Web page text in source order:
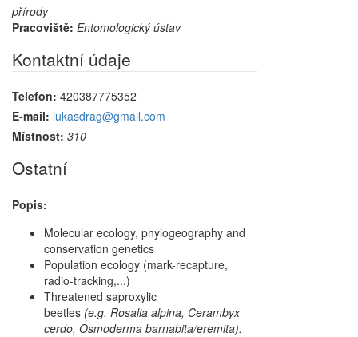
přírody
Pracoviště: Entomologický ústav
Kontaktní údaje
Telefon: 420387775352
E-mail: lukasdrag@gmail.com
Místnost: 310
Ostatní
Popis:
Molecular ecology, phylogeography and
conservation genetics
Population ecology (mark-recapture,
radio-tracking,...)
Threatened saproxylic
beetles (e.g. Rosalia alpina, Cerambyx
cerdo, Osmoderma barnabita/eremita).